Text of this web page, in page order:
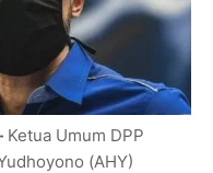
Ketua Umum DPP
(AHY)